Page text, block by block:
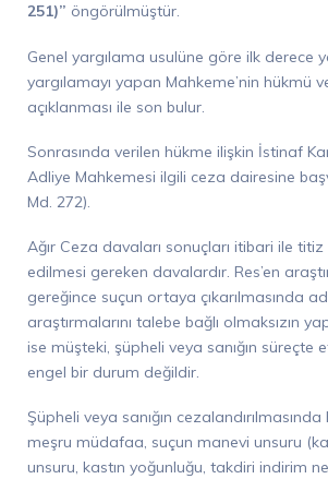
251)” öngörülmüştür.
Genel yargılama usulüne göre ilk derece
yargılamayı yapan Mahkeme’nin hükmü
açıklanması ile son bulur.
Sonrasında verilen hükme ilişkin İstinaf
Adliye Mahkemesi ilgili ceza dairesine
Md. 272).
Ağır Ceza davaları sonuçları itibari ile
edilmesi gereken davalardır. Res’en
gereğince suçun ortaya çıkarılmasında
araştırmalarını talebe bağlı olmaksızın
ise müşteki, şüpheli veya sanığın süreçte
engel bir durum değildir.
Şüpheli veya sanığın
meşru müdafaa, suçun manevi unsuru
unsuru, kastın yoğunluğu, takdiri indirim